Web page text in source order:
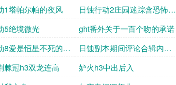
1塔帕尔帕的夜风
日蚀行动2庄园迷踪含恐怖元
素慎点
5绝境微光
ght番外关于一百个吻的承诺
8爱是恒星不死的理
日蚀副本期间评论合辑内含
庄园地图1份
棘冠h3双龙连高
妒火h3中出后入